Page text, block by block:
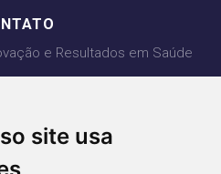
site usa
e Resultados em Saúde
H4 Lt 1, 2, 3 - Ed. Lozandes
- Goiânia/GO